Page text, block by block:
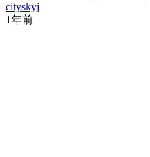
cityskyj
1年前